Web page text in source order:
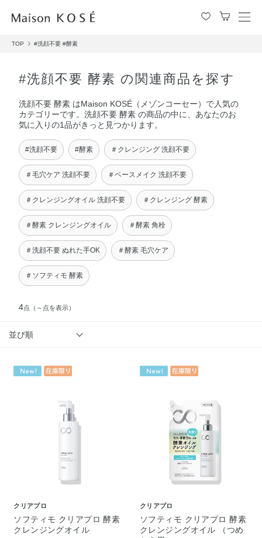
メ
TOP #洗顔不要 #酵素
#洗顔不要 酵素 の関連商品を探す
洗顔不要 酵素 はMaison KOSÉ（メゾンコーセー）で人気の
カテゴリーです。洗顔不要 酵素 の商品の中に、あなたのお
気に入りの1品がきっと見つかります。
#洗顔不要 #酵素 ＃クレンジング 洗顔不要
＃毛穴ケア 洗顔不要 ＃ベースメイク 洗顔不要
＃クレンジングオイル 洗顔不要 ＃クレンジング 酵素
＃酵素 クレンジングオイル ＃酵素 角栓
＃洗顔不要 ぬれた手OK ＃酵素 毛穴ケア
＃ソフティモ 酵素
4点 （～点を表示）
並び順
クリアプロ
ソフティモ クリアプロ 酵素
クレンジングオイル
クリアプロ
ソフティモ クリアプロ 酵素
クレンジングオイル （つめ